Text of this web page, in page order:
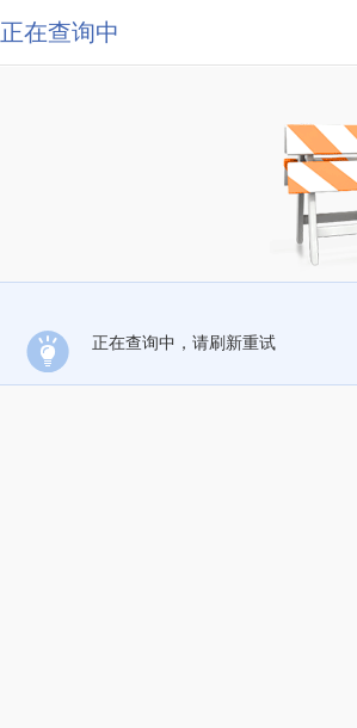
正在查询中
正在查询中，请刷新重试